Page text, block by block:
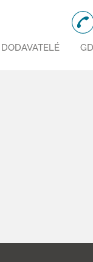
DODAVATELÉ